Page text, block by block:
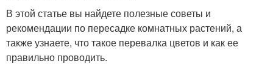
В этой статье вы найдете полезные советы и
рекомендации по пересадке комнатных растений, а
также узнаете, что такое перевалка цветов и как ее
правильно проводить.